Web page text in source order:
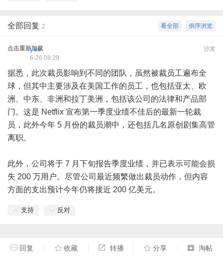
倒序浏览
看全部
全部回复 2
点击重新加载 沙发
yao
6-26 08:29
据悉，此次裁员影响到不同的团队，虽然被裁员工遍布全
球，但其中主要涉及在美国工作的员工，也包括亚太、欧
洲、中东、非洲和拉丁美洲，包括该公司的法律和产品部
门。这是 Netflix 宣布第一季度业绩不佳后的最新一轮裁
员，此外今年 5 月份的裁员潮中，还包括几名原创剧集高管
离职。
此外，公司将于 7 月下旬报告季度业绩，并已表示可能会损
失 200 万用户。尽管公司最近频繁做出裁员动作，但内容
方面的支出预计今年仍将接近 200 亿美元。
支持 反对
回复 收藏 转播 分享 淘帖